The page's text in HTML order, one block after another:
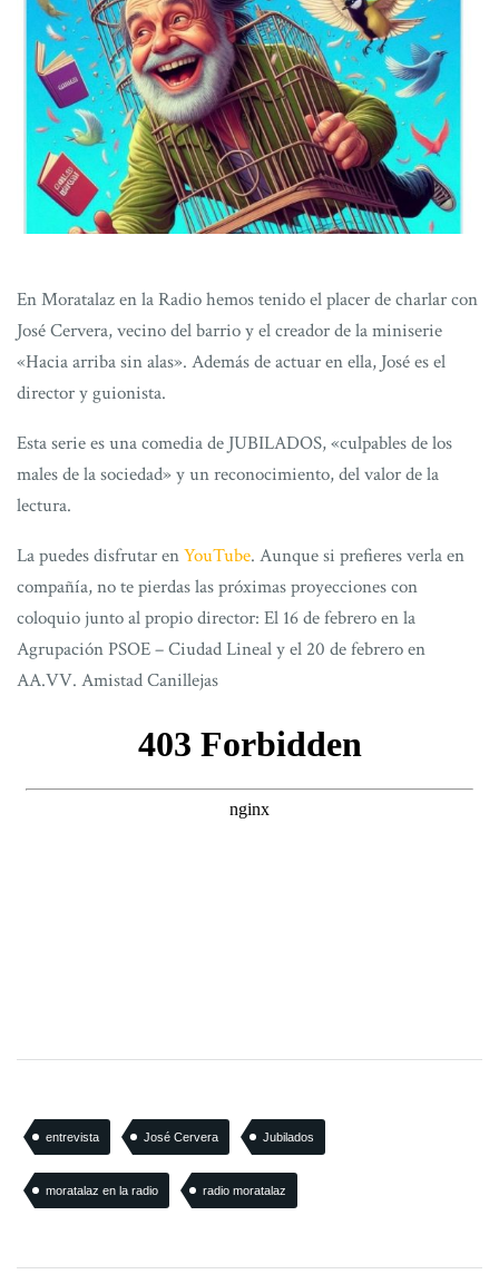
En Moratalaz en la Radio hemos tenido el placer de charlar con
José Cervera, vecino del barrio y el creador de la miniserie
«Hacia arriba sin alas». Además de actuar en ella, José es el
director y guionista.
Esta serie es una comedia de JUBILADOS, «culpables de los
males de la sociedad» y un reconocimiento, del valor de la
lectura.
La puedes disfrutar enYouTube. Aunque si prefieres verla en
compañía, no te pierdas las próximas proyecciones con
coloquio junto al propio director: El 16 de febrero en la
Agrupación PSOE – Ciudad Lineal y el 20 de febrero en
AA.VV. Amistad Canillejas
entrevista José Cervera Jubilados
moratalaz en la radio radio moratalaz